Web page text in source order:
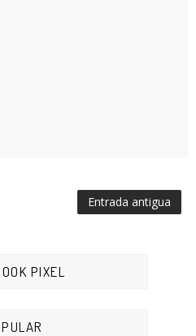
Entrada antigua
PIXEL